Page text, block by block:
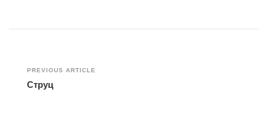
Post
PREVIOUS ARTICLE
Струц